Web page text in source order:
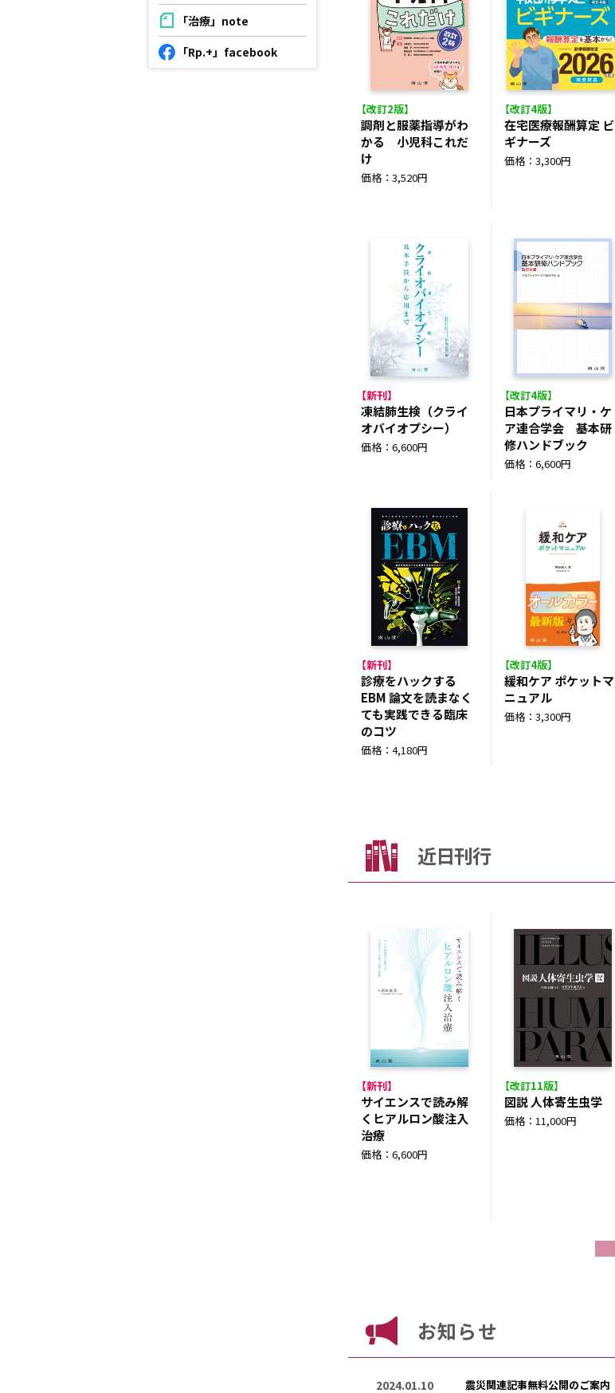
「治療」note
「Rp.+」facebook
【改訂2版】
調剤と服薬指導がわ
かる 小児科これだ
け
価格：3,520円
【改訂4版】
在宅医療報酬算定 ビ
ギナーズ
価格：3,300円
【新刊】
凍結肺生検（クライ
オバイオプシー）
価格：6,600円
【改訂4版】
日本プライマリ・ケ
ア連合学会 基本研
修ハンドブック
価格：6,600円
【新刊】
診療をハックする
EBM 論文を読まなく
ても実践できる臨床
のコツ
価格：4,180円
【改訂4版】
緩和ケア ポケットマ
ニュアル
価格：3,300円
近日刊行
【新刊】
サイエンスで読み解
くヒアルロン酸注入
治療
価格：6,600円
【改訂11版】
図説 人体寄生虫学
価格：11,000円
お知らせ
2024.01.10 震災関連記事無料公開のご案内